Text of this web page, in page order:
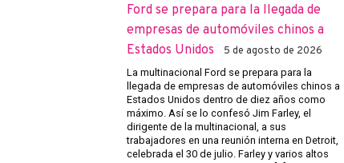
Ford se prepara para la llegada de
empresas de automóviles chinos a
Estados Unidos
5 de agosto de 2026
La multinacional Ford se prepara para la
llegada de empresas de automóviles chinos a
Estados Unidos dentro de diez años como
máximo. Así se lo confesó Jim Farley, el
dirigente de la multinacional, a sus
trabajadores en una reunión interna en Detroit,
celebrada el 30 de julio. Farley y varios altos